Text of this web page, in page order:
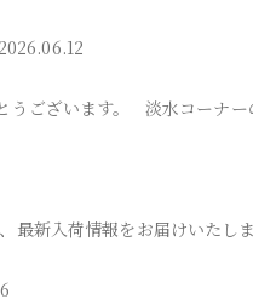
2026.06.12
うございます。 淡水コーナ
最新入荷情報をお届けいたし